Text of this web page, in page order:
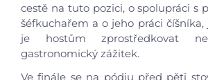
cestě na tuto pozici, o spolupráci s
šéfkuchařem a o jeho práci
je hostům zprostředkovat
gastronomický zážitek.
Ve finále se na pódiu před pěti